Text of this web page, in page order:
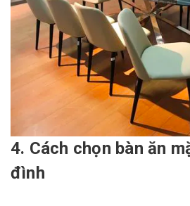
4. Cách chọn bàn ăn
đình